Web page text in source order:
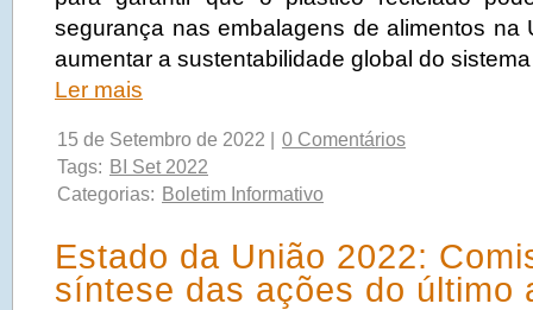
segurança nas embalagens de alimentos na
aumentar a sustentabilidade global do
Ler mais
15 de Setembro de 2022 |
0 Comentários
Tags: BI Set 2022
Categorias: Boletim Informativo
Estado da União 2022:
síntese das ações do último